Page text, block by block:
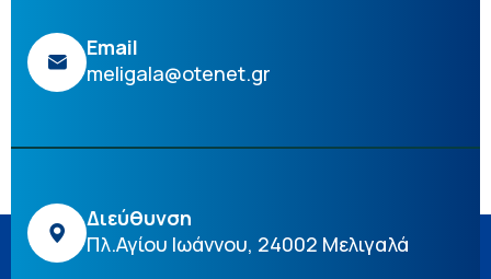
Email
meligala@otenet.gr
Διεύθυνση
Πλ.Αγίου Ιωάννου, 24002 Μελιγαλά